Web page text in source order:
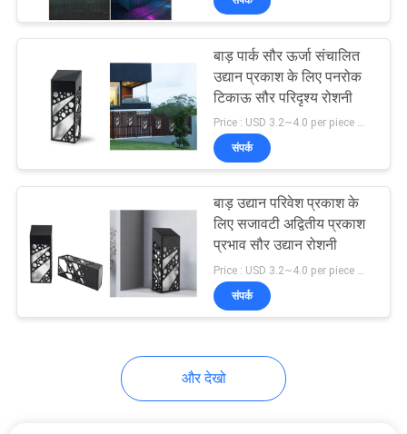
सौर डेक प्रकाश
बाहरी सजावटी सौर रोशनी
सौर बाड़ लाइट
बाड़ पार्क सौर ऊर्जा संचालित
उद्यान प्रकाश के लिए पनरोक
टिकाऊ सौर परिदृश्य रोशनी
Price : USD 3.2~4.0 per piece MOQ:100 पीसी
संपर्क
बाड़ उद्यान परिवेश प्रकाश के
लिए सजावटी अद्वितीय प्रकाश
प्रभाव सौर उद्यान रोशनी
Price : USD 3.2~4.0 per piece MOQ:100 पीसी
संपर्क
और देखो